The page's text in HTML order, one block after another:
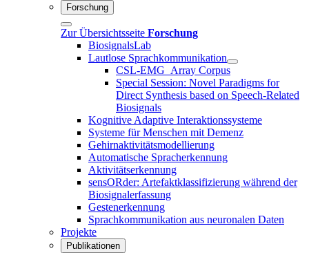
Forschung
Zur Übersichtsseite Forschung
BiosignalsLab
Lautlose Sprachkommunikation
CSL-EMG_Array Corpus
Special Session: Novel Paradigms for
Direct Synthesis based on Speech-Related
Biosignals
Kognitive Adaptive Interaktionssysteme
Systeme für Menschen mit Demenz
Gehirnaktivitätsmodellierung
Automatische Spracherkennung
Aktivitätserkennung
sensORder: Artefaktklassifizierung während der
Biosignalerfassung
Gestenerkennung
Sprachkommunikation aus neuronalen Daten
Projekte
Publikationen